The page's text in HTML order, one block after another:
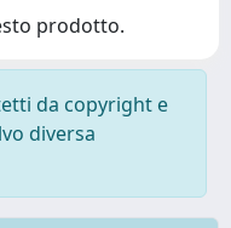
prodotto.
da copyright e
diversa